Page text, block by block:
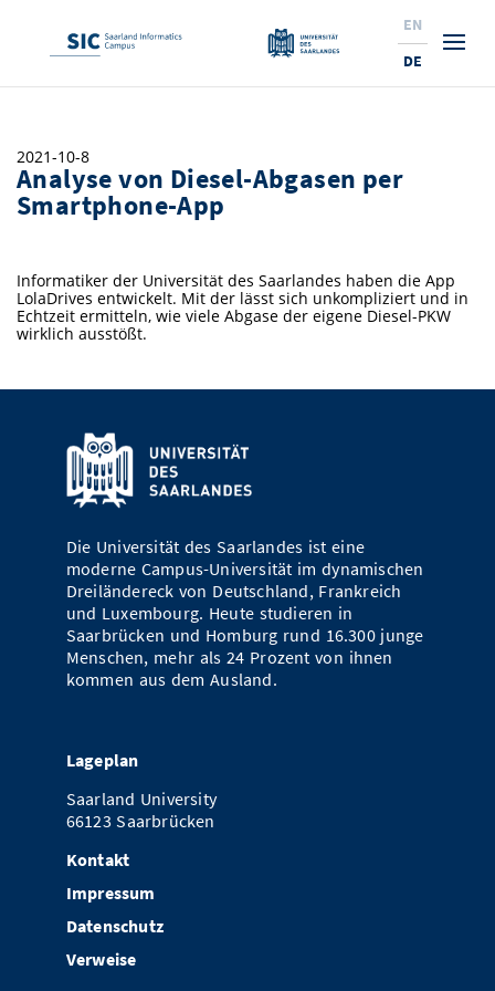
Interessierte & BewerberInnen
Angebote für SchülerInnen
10 Gründe für den SIC
Aktuelle Semesterinfos
Beratung für Studierende
Prüfungsangelegenheiten
Service
Service und Support
ProfessorInnen
Stellenangebote
Bibliothek
Forschung
Forschungsinstitutionen
Ranking
Forschungsgruppen
Open Science/Open Access
Karrierewege
Promotion
Gründen & Investieren
Stellenangebote
News
Preise, Auszeichnungen und Förderungen
Forschungshighlights
Termine, Vorträge und Veranstaltungen
Technologietransfer
Innovationsstandort
Expertise am SIC
Kooperieren & Investieren
Forschungsinstitutionen
News & Termine
Forschungshighlights
Termine, Vorträge und Veranstaltungen
Pressemeldungen
News
Über Uns
Saarland Informatics Campus
Standort
Forschungsinstitutionen
Zahlen & Fakten
Marketing & Öffentlichkeitsarbeit
Pressespiegel
Preise, Auszeichnungen und Förderungen
Kontakt
SIC Merchandise
SIC Podcast
Kontakte & Anfahrt
Anfahrt
AnsprechpartnerInnen, Personen, Forschungsgruppen
Termine, Vorträge und Veranstaltungen
Alumni
EN
DE
2021-10-8
Analyse von Diesel-Abgasen per
Smartphone-App
Informatiker der Universität des Saarlandes haben die App
LolaDrives entwickelt. Mit der lässt sich unkompliziert und in
Echtzeit ermitteln, wie viele Abgase der eigene Diesel-PKW
wirklich ausstößt.
Die Universität des Saarlandes ist eine
moderne Campus-Universität im dynamischen
Dreiländereck von Deutschland, Frankreich
und Luxembourg. Heute studieren in
Saarbrücken und Homburg rund 16.300 junge
Menschen, mehr als 24 Prozent von ihnen
kommen aus dem Ausland.
Lageplan
Saarland University
66123 Saarbrücken
Kontakt
Impressum
Datenschutz
Verweise